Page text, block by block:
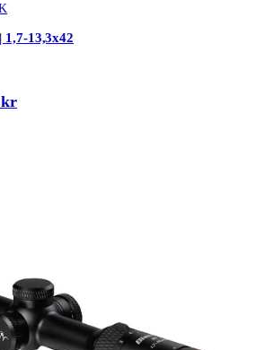
1,7-13,3x42
kr